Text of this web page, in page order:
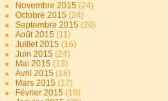
Novembre 2015(24)
Octobre 2015(24)
Septembre 2015(20)
Août 2015(11)
Juillet 2015(16)
Juin 2015(24)
Mai 2015(13)
Avril 2015(18)
Mars 2015(17)
Février 2015(19)